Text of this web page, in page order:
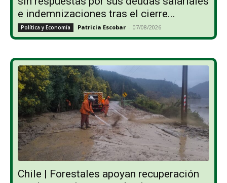
e indemnizaciones tras el cierre...
Política y Economía Patricia Escobar - 07/08/2026
Chile | Forestales apoyan recuperación